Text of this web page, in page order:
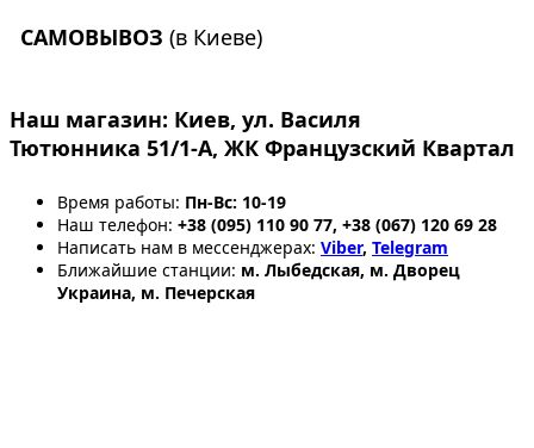
САМОВЫВОЗ (в Киеве)
Наш магазин: Киев, ул. Василя
Тютюнника 51/1-А, ЖК Французский Квартал
Время работы: Пн-Вс: 10-19
Наш телефон: +38 (095) 110 90 77, +38 (067) 120 69 28
Написать нам в мессенджерах: Viber, Telegram
Ближайшие станции: м. Лыбедская, м. Дворец
Украина, м. Печерская